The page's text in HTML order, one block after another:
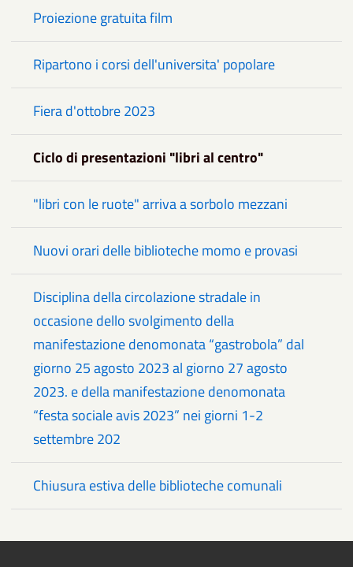
Proiezione gratuita film
Ripartono i corsi dell'universita' popolare
Fiera d'ottobre 2023
Ciclo di presentazioni "libri al centro"
"libri con le ruote" arriva a sorbolo mezzani
Nuovi orari delle biblioteche momo e provasi
Disciplina della circolazione stradale in
occasione dello svolgimento della
manifestazione denomonata “gastrobola” dal
giorno 25 agosto 2023 al giorno 27 agosto
2023. e della manifestazione denomonata
“festa sociale avis 2023” nei giorni 1-2
settembre 202
Chiusura estiva delle biblioteche comunali